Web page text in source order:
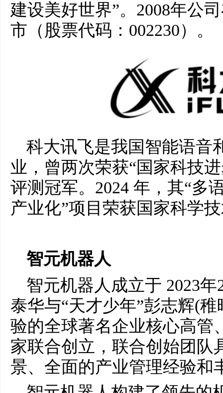
建设美好世界”。2008年公
市（股票代码：002230）。
科大讯飞是我国智能语音
业，曾两次荣获“国家科技
评测冠军。2024 年，其“多
产业化”项目荣获国家科学
智元机器人
智元机器人成立于 2023
泰华与“天才少年”彭志辉(
验的全球著名企业核心高管
家联合创立，联合创始团队
景、全面的产业管理经验和